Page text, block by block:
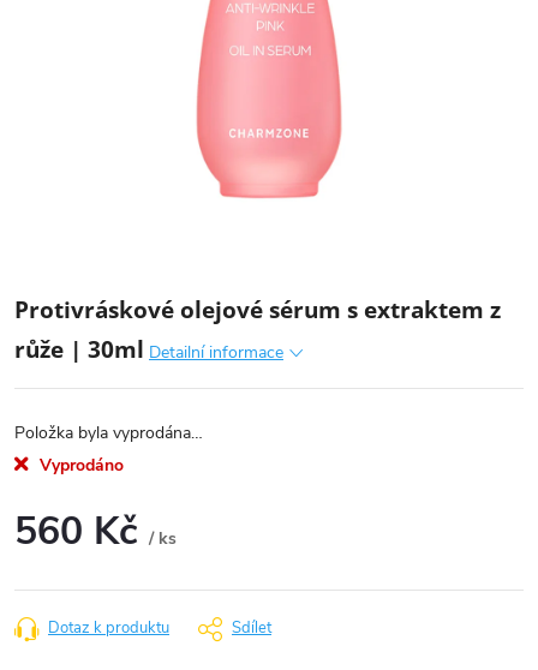
Protivráskové olejové sérum s extraktem z
růže | 30ml Detailní informace
Položka byla vyprodána…
Vyprodáno
560 Kč / ks
cena:
Dotaz k produktu Sdílet